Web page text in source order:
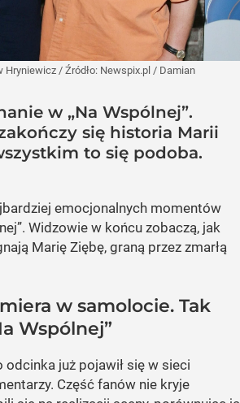
Hryniewicz / Źródło: Newspix.pl / Damian
w „Na Wspólnej”.
się historia Marii
to się podoba.
emocjonalnych momentów
Widzowie w końcu zobaczą, jak
Marię Ziębę, graną przez zmarłą
w samolocie. Tak
Wspólnej”
odcinka już pojawił się w sieci
Część fanów nie kryje